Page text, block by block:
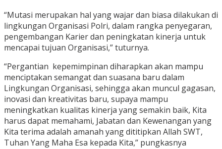
“Mutasi merupakan hal yang wajar dan biasa dilakukan di
lingkungan Organisasi Polri, dalam rangka penyegaran,
pengembangan Karier dan peningkatan kinerja untuk
mencapai tujuan Organisasi,” tuturnya.
“Pergantian kepemimpinan diharapkan akan mampu
menciptakan semangat dan suasana baru dalam
Lingkungan Organisasi, sehingga akan muncul gagasan,
inovasi dan kreativitas baru, supaya mampu
meningkatkan kualitas kinerja yang semakin baik, Kita
harus dapat memahami, Jabatan dan Kewenangan yang
Kita terima adalah amanah yang dititipkan Allah SWT,
Tuhan Yang Maha Esa kepada Kita,” pungkasnya